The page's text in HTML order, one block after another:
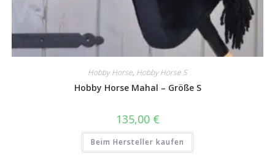
Hobby Horse, Hobby Horse S
Hobby Horse Mahal – Größe S
135,00 €
Beim Hersteller kaufen